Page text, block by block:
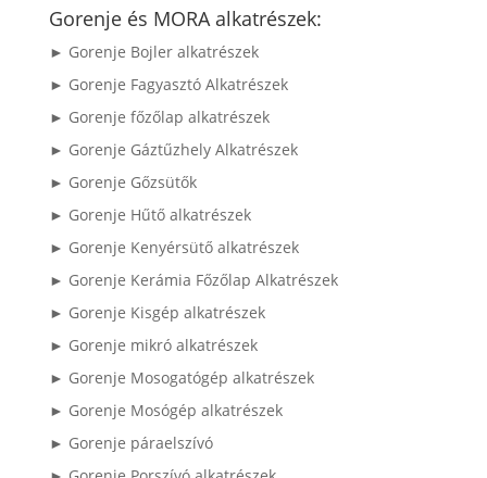
következőre:
Gorenje és MORA alkatrészek:
► Gorenje Bojler alkatrészek
► Gorenje Fagyasztó Alkatrészek
► Gorenje főzőlap alkatrészek
► Gorenje Gáztűzhely Alkatrészek
► Gorenje Gőzsütők
► Gorenje Hűtő alkatrészek
► Gorenje Kenyérsütő alkatrészek
► Gorenje Kerámia Főzőlap Alkatrészek
► Gorenje Kisgép alkatrészek
► Gorenje mikró alkatrészek
► Gorenje Mosogatógép alkatrészek
► Gorenje Mosógép alkatrészek
► Gorenje páraelszívó